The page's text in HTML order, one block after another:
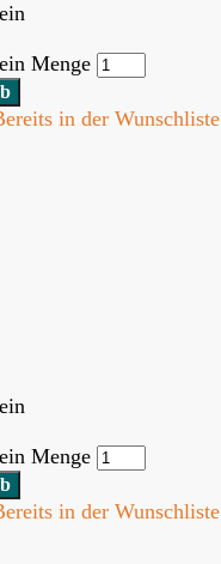
Menge
in der Wunschliste
Menge
in der Wunschliste